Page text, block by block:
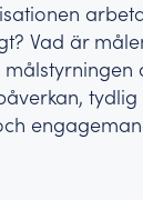
Vad är